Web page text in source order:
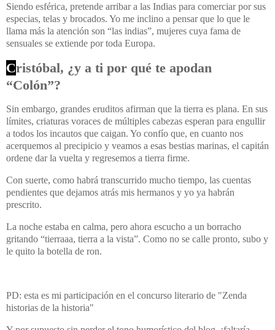
Siendo esférica, pretende arribar a las Indias para comerciar por sus
especias, telas y brocados. Yo me inclino a pensar que lo que le
llama más la atención son “las indias”, mujeres cuya fama de
sensuales se extiende por toda Europa.
Cristóbal, ¿y a ti por qué te apodan
“Colón”?
Sin embargo, grandes eruditos afirman que la tierra es plana. En sus
límites, criaturas voraces de múltiples cabezas esperan para engullir
a todos los incautos que caigan. Yo confío que, en cuanto nos
acerquemos al precipicio y veamos a esas bestias marinas, el capitán
ordene dar la vuelta y regresemos a tierra firme.
Con suerte, como habrá transcurrido mucho tiempo, las cuentas
pendientes que dejamos atrás mis hermanos y yo ya habrán
prescrito.
La noche estaba en calma, pero ahora escucho a un borracho
gritando “tierraaa, tierra a la vista”. Como no se calle pronto, subo y
le quito la botella de ron.
PD: esta es mi participación en el concurso literario de "Zenda
historias de la historia"